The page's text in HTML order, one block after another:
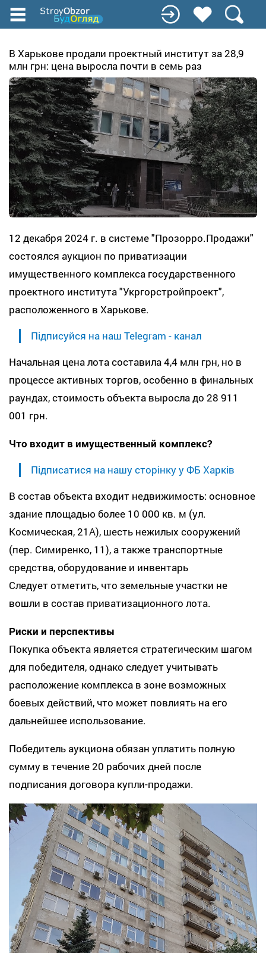
Перейти
содержанию
В Харькове продали проектный институт за 28,9
млн грн: цена выросла почти в семь раз
12 декабря 2024 г. в системе "Прозорро.Продажи"
состоялся аукцион по приватизации
имущественного комплекса государственного
проектного института "Укргорстройпроект",
расположенного в Харькове.
Підписуйся на наш Telegram - канал
Начальная цена лота составила 4,4 млн грн, но в
процессе активных торгов, особенно в финальных
раундах, стоимость объекта выросла до 28 911
001 грн.
Что входит в имущественный комплекс?
Підписатися на нашу сторінку у ФБ Харків
В состав объекта входит недвижимость: основное
здание площадью более 10 000 кв. м (ул.
Космическая, 21А), шесть нежилых сооружений
(пер. Симиренко, 11), а также транспортные
средства, оборудование и инвентарь
Следует отметить, что земельные участки не
вошли в состав приватизационного лота.
Риски и перспективы
Покупка объекта является стратегическим шагом
для победителя, однако следует учитывать
расположение комплекса в зоне возможных
боевых действий, что может повлиять на его
дальнейшее использование.
Победитель аукциона обязан уплатить полную
сумму в течение 20 рабочих дней после
подписания договора купли-продажи.